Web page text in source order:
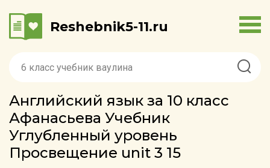
Reshebnik5-11.ru
Английский язык за 10 класс
Афанасьева Учебник
Углубленный уровень
Просвещение unit 3 15